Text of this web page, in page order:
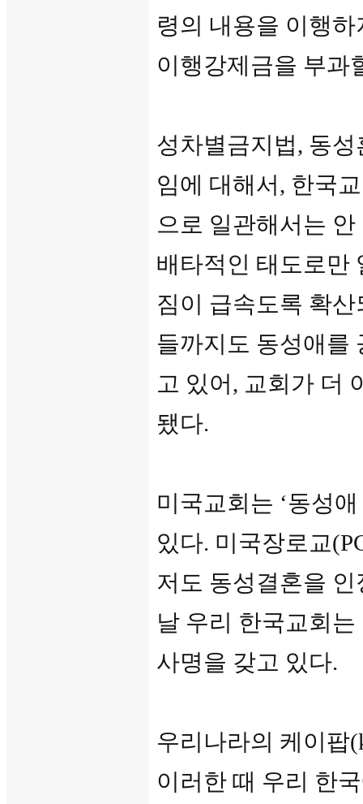
령의 내용을 이행
이행강제금을 부과
성차별금지법, 동
임에 대해서, 한국
으로 일관해서는
배타적인 태도로만
짐이 급속도록 확
들까지도 동성애를
고 있어, 교회가 더
됐다.
미국교회는 ‘동성
있다. 미국장로교
저도 동성결혼을
날 우리 한국교회
사명을 갖고 있다.
우리나라의 케이팝
이러한 때 우리 한